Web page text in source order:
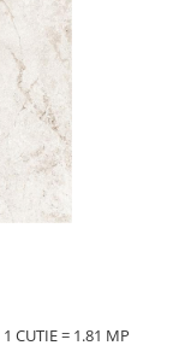
1 CUTIE = 1.81 MP